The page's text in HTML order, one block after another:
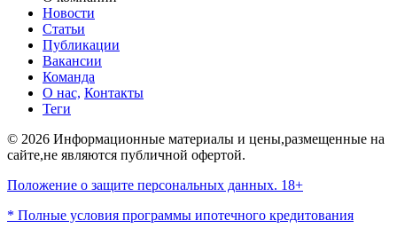
Новости
Статьи
Публикации
Вакансии
Команда
О нас, Контакты
Теги
© 2026 Информационные материалы и цены,размещенные на
сайте,не являются публичной офертой.
Положение о защите персональных данных. 18+
* Полные условия программы ипотечного кредитования